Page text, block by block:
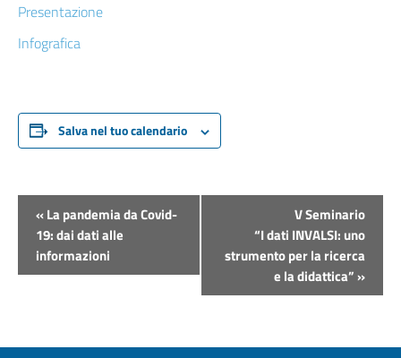
Presentazione
Infografica
Salva nel tuo calendario
Evento
Navigazione
«La pandemia da Covid-
19: dai dati alle
informazioni
V Seminario
“I dati INVALSI: uno
strumento per la ricerca
e la didattica”»